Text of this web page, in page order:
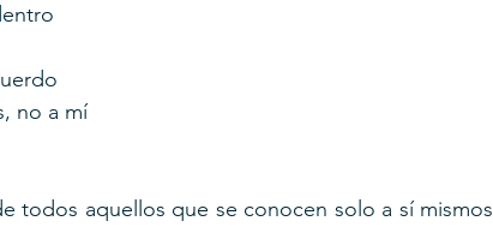
no a mí
todos aquellos que se conocen solo a sí mismos